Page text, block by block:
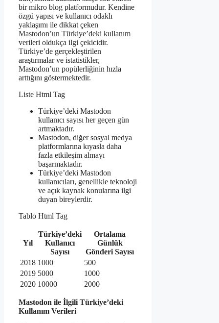
bir mikro blog platformudur. Kendine
özgü yapısı ve kullanıcı odaklı
yaklaşımı ile dikkat çeken
Mastodon’un Türkiye’deki kullanım
verileri oldukça ilgi çekicidir.
Türkiye’de gerçekleştirilen
araştırmalar ve istatistikler,
Mastodon’un popülerliğinin hızla
arttığını göstermektedir.
Liste Html Tag
Türkiye’deki Mastodon
kullanıcı sayısı her geçen gün
artmaktadır.
Mastodon, diğer sosyal medya
platformlarına kıyasla daha
fazla etkileşim almayı
başarmaktadır.
Türkiye’deki Mastodon
kullanıcıları, genellikle teknoloji
ve açık kaynak konularına ilgi
duyan bireylerdir.
Tablo Html Tag
Yıl
Türkiye’deki
Kullanıcı
Sayısı
Ortalama
Günlük
Gönderi Sayısı
2018 1000
500
2019 5000
1000
2020 10000 2000
Mastodon ile İlgili Türkiye’deki
Kullanım Verileri